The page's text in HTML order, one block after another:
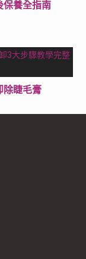
保養全指南
除睫毛膏